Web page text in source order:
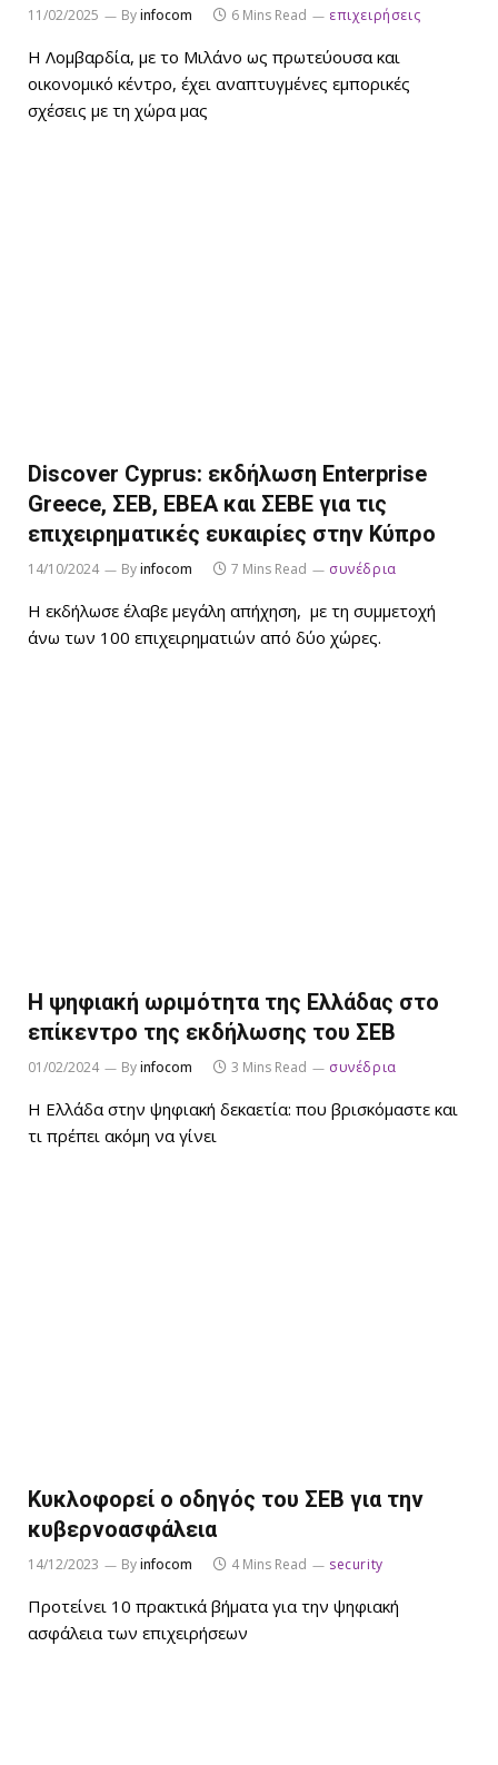
11/02/2025 Byinfocom 6 Mins Read επιχειρήσεις
Η Λομβαρδία, με το Μιλάνο ως πρωτεύουσα και
οικονομικό κέντρο, έχει αναπτυγμένες εμπορικές
σχέσεις με τη χώρα μας
Discover Cyprus: εκδήλωση Enterprise
Greece, ΣΕΒ, ΕΒΕΑ και ΣΕΒΕ για τις
επιχειρηματικές ευκαιρίες στην Κύπρο
14/10/2024 Byinfocom 7 Mins Read συνέδρια
Η εκδήλωσε έλαβε μεγάλη απήχηση, με τη συμμετοχή
άνω των 100 επιχειρηματιών από δύο χώρες.
Η ψηφιακή ωριμότητα της Ελλάδας στο
επίκεντρο της εκδήλωσης του ΣΕΒ
01/02/2024 Byinfocom 3 Mins Read συνέδρια
Η Ελλάδα στην ψηφιακή δεκαετία: που βρισκόμαστε και
τι πρέπει ακόμη να γίνει
Κυκλοφορεί ο οδηγός του ΣΕΒ για την
κυβερνοασφάλεια
14/12/2023 Byinfocom 4 Mins Read security
Προτείνει 10 πρακτικά βήματα για την ψηφιακή
ασφάλεια των επιχειρήσεων